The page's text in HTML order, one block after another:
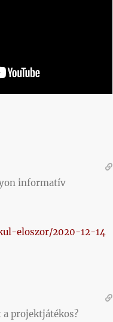
informatív
eloszor/2020-12-14
projektjátékos?